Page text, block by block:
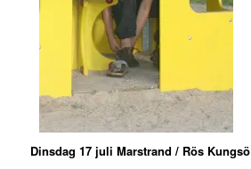
Dinsdag 17 juli Marstrand / Rös Kungsö